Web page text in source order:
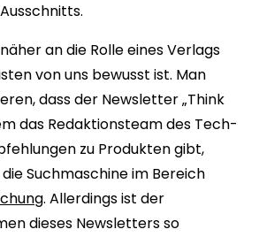
an die Rolle eines Verlags
von uns bewusst ist. Man
dass der Newsletter „Think
das Redaktionsteam des Tech-
zu Produkten gibt,
Suchmaschine im Bereich
. Allerdings ist der
dieses Newsletters so